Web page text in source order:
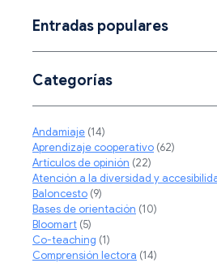
Entradas populares
Categorías
Andamiaje (14)
Aprendizaje cooperativo (62)
Artículos de opinión (22)
Atención a la diversidad y
Baloncesto (9)
Bases de orientación (10)
Bloomart (5)
Co-teaching (1)
Comprensión lectora (14)